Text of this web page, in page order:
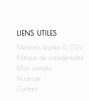
LIENS UTILES
Mentions légales & CGV
Politique de confidentialité
Mon compte
Nuancier
Contact